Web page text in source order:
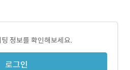
정보를 확인해보세요.
로그인